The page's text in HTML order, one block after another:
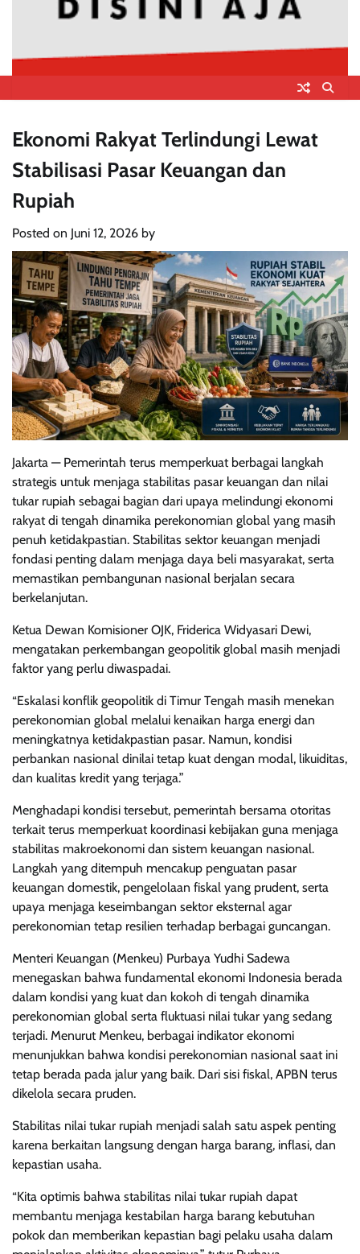
Ekonomi Rakyat Terlindungi Lewat
Stabilisasi Pasar Keuangan dan
Rupiah
Posted on Juni 12, 2026 by
Jakarta — Pemerintah terus memperkuat berbagai langkah
strategis untuk menjaga stabilitas pasar keuangan dan nilai
tukar rupiah sebagai bagian dari upaya melindungi ekonomi
rakyat di tengah dinamika perekonomian global yang masih
penuh ketidakpastian. Stabilitas sektor keuangan menjadi
fondasi penting dalam menjaga daya beli masyarakat, serta
memastikan pembangunan nasional berjalan secara
berkelanjutan.
Ketua Dewan Komisioner OJK, Friderica Widyasari Dewi,
mengatakan perkembangan geopolitik global masih menjadi
faktor yang perlu diwaspadai.
“Eskalasi konflik geopolitik di Timur Tengah masih menekan
perekonomian global melalui kenaikan harga energi dan
meningkatnya ketidakpastian pasar. Namun, kondisi
perbankan nasional dinilai tetap kuat dengan modal, likuiditas,
dan kualitas kredit yang terjaga.”
Menghadapi kondisi tersebut, pemerintah bersama otoritas
terkait terus memperkuat koordinasi kebijakan guna menjaga
stabilitas makroekonomi dan sistem keuangan nasional.
Langkah yang ditempuh mencakup penguatan pasar
keuangan domestik, pengelolaan fiskal yang prudent, serta
upaya menjaga keseimbangan sektor eksternal agar
perekonomian tetap resilien terhadap berbagai guncangan.
Menteri Keuangan (Menkeu) Purbaya Yudhi Sadewa
menegaskan bahwa fundamental ekonomi Indonesia berada
dalam kondisi yang kuat dan kokoh di tengah dinamika
perekonomian global serta fluktuasi nilai tukar yang sedang
terjadi. Menurut Menkeu, berbagai indikator ekonomi
menunjukkan bahwa kondisi perekonomian nasional saat ini
tetap berada pada jalur yang baik. Dari sisi fiskal, APBN terus
dikelola secara pruden.
Stabilitas nilai tukar rupiah menjadi salah satu aspek penting
karena berkaitan langsung dengan harga barang, inflasi, dan
kepastian usaha.
“Kita optimis bahwa stabilitas nilai tukar rupiah dapat
membantu menjaga kestabilan harga barang kebutuhan
pokok dan memberikan kepastian bagi pelaku usaha dalam